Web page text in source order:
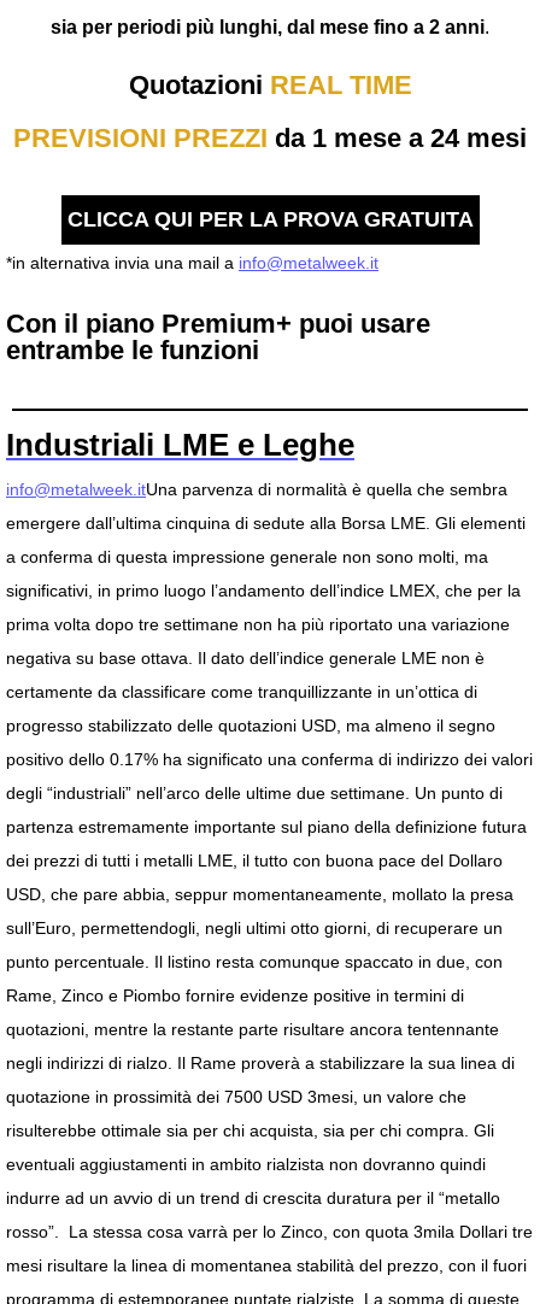
sia per periodi più lunghi, dal mese fino a 2 anni.
Quotazioni REAL TIME
PREVISIONI PREZZI da 1 mese a 24 mesi
CLICCA QUI PER LA PROVA GRATUITA
*in alternativa invia una mail a info@metalweek.it
Con il piano Premium+ puoi usare
entrambe le funzioni
Industriali LME e Leghe
info@metalweek.itUna parvenza di normalità è quella che sembra
emergere dall’ultima cinquina di sedute alla Borsa LME. Gli elementi
a conferma di questa impressione generale non sono molti, ma
significativi, in primo luogo l’andamento dell’indice LMEX, che per la
prima volta dopo tre settimane non ha più riportato una variazione
negativa su base ottava. Il dato dell’indice generale LME non è
certamente da classificare come tranquillizzante in un’ottica di
progresso stabilizzato delle quotazioni USD, ma almeno il segno
positivo dello 0.17% ha significato una conferma di indirizzo dei valori
degli “industriali” nell’arco delle ultime due settimane. Un punto di
partenza estremamente importante sul piano della definizione futura
dei prezzi di tutti i metalli LME, il tutto con buona pace del Dollaro
USD, che pare abbia, seppur momentaneamente, mollato la presa
sull’Euro, permettendogli, negli ultimi otto giorni, di recuperare un
punto percentuale. Il listino resta comunque spaccato in due, con
Rame, Zinco e Piombo fornire evidenze positive in termini di
quotazioni, mentre la restante parte risultare ancora tentennante
negli indirizzi di rialzo. Il Rame proverà a stabilizzare la sua linea di
quotazione in prossimità dei 7500 USD 3mesi, un valore che
risulterebbe ottimale sia per chi acquista, sia per chi compra. Gli
eventuali aggiustamenti in ambito rialzista non dovranno quindi
indurre ad un avvio di un trend di crescita duratura per il “metallo
rosso”. La stessa cosa varrà per lo Zinco, con quota 3mila Dollari tre
mesi risultare la linea di momentanea stabilità del prezzo, con il fuori
programma di estemporanee puntate rialziste. La somma di queste